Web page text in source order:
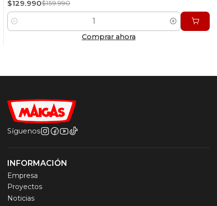
$129.990$159.990
Cantidad
Comprar ahora
Síguenos
INFORMACIÓN
Empresa
Proyectos
Noticias